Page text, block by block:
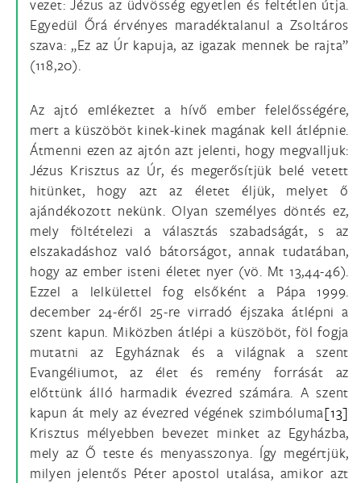
vezet: Jézus az üdvösség egyetlen és feltétlen útja.
Egyedül Őrá érvényes maradéktalanul a Zsoltáros
szava: „Ez az Úr kapuja, az igazak mennek be rajta”
(118,20).
Az ajtó emlékeztet a hívő ember felelősségére,
mert a küszöböt kinek-kinek magának kell átlépnie.
Átmenni ezen az ajtón azt jelenti, hogy megvalljuk:
Jézus Krisztus az Úr, és megerősítjük belé vetett
hitünket, hogy azt az életet éljük, melyet ő
ajándékozott nekünk. Olyan személyes döntés ez,
mely föltételezi a választás szabadságát, s az
elszakadáshoz való bátorságot, annak tudatában,
hogy az ember isteni életet nyer (vö. Mt 13,44-46).
Ezzel a lelkülettel fog elsőként a Pápa 1999.
december 24-éről 25-re virradó éjszaka átlépni a
szent kapun. Miközben átlépi a küszöböt, föl fogja
mutatni az Egyháznak és a világnak a szent
Evangéliumot, az élet és remény forrását az
előttünk álló harmadik évezred számára. A szent
kapun át mely az évezred végének szimbóluma[13]
Krisztus mélyebben bevezet minket az Egyházba,
mely az Ő teste és menyasszonya. Így megértjük,
milyen jelentős Péter apostol utalása, amikor azt